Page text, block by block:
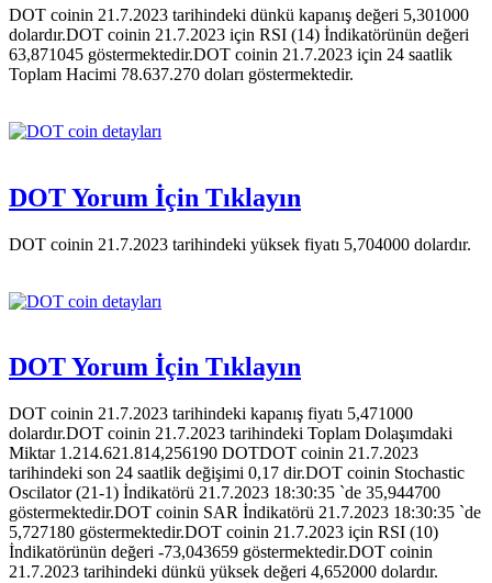
DOT coinin 21.7.2023 tarihindeki dünkü kapanış değeri 5,301000
dolardır.DOT coinin 21.7.2023 için RSI (14) İndikatörünün değeri
63,871045 göstermektedir.DOT coinin 21.7.2023 için 24 saatlik
Toplam Hacimi 78.637.270 doları göstermektedir.
DOT Yorum İçin Tıklayın
DOT coinin 21.7.2023 tarihindeki yüksek fiyatı 5,704000 dolardır.
DOT Yorum İçin Tıklayın
DOT coinin 21.7.2023 tarihindeki kapanış fiyatı 5,471000
dolardır.DOT coinin 21.7.2023 tarihindeki Toplam Dolaşımdaki
Miktar 1.214.621.814,256190 DOTDOT coinin 21.7.2023
tarihindeki son 24 saatlik değişimi 0,17 dir.DOT coinin Stochastic
Oscilator (21-1) İndikatörü 21.7.2023 18:30:35 `de 35,944700
göstermektedir.DOT coinin SAR İndikatörü 21.7.2023 18:30:35 `de
5,727180 göstermektedir.DOT coinin 21.7.2023 için RSI (10)
İndikatörünün değeri -73,043659 göstermektedir.DOT coinin
21.7.2023 tarihindeki dünkü yüksek değeri 4,652000 dolardır.